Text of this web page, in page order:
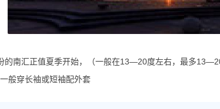
的南汇正值夏季开始，（一般在13—20度左右，最多
般穿长袖或短袖配外套